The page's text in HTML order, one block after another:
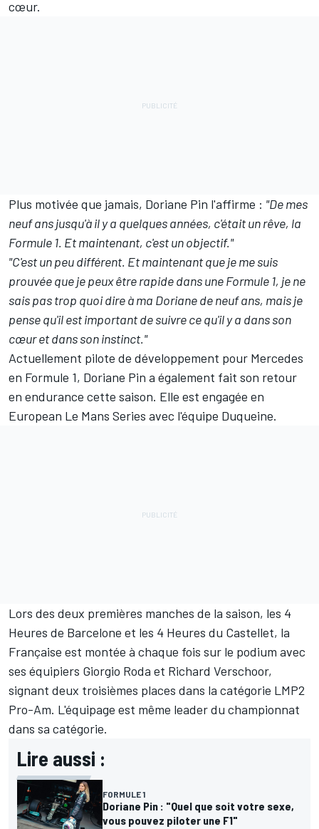
cœur.
Plus motivée que jamais, Doriane Pin l'affirme : "De mes
neuf ans jusqu'à il y a quelques années, c'était un rêve, la
Formule 1. Et maintenant, c'est un objectif."
"C'est un peu différent. Et maintenant que je me suis
prouvée que je peux être rapide dans une Formule 1, je ne
sais pas trop quoi dire à ma Doriane de neuf ans, mais je
pense qu'il est important de suivre ce qu'il y a dans son
cœur et dans son instinct."
Actuellement pilote de développement pour Mercedes
en Formule 1, Doriane Pin a également fait son retour
en endurance cette saison. Elle est engagée en
European Le Mans Series avec l'équipe Duqueine.
Lors des deux premières manches de la saison, les 4
Heures de Barcelone et les 4 Heures du Castellet, la
Française est montée à chaque fois sur le podium avec
ses équipiers Giorgio Roda et Richard Verschoor,
signant deux troisièmes places dans la catégorie LMP2
Pro-Am. L'équipage est même leader du championnat
dans sa catégorie.
Lire aussi :
FORMULE 1
Doriane Pin : "Quel que soit votre sexe,
vous pouvez piloter une F1"